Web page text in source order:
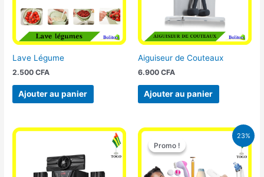
Lave Légume
2.500CFA
Ajouter au panier
Aiguiseur de Couteaux
6.900 CFA
Ajouter au panier
23%
Promo !
Promo !
Le
initial
était :
65.000 CFA.
Le
prix
actuel
49.900